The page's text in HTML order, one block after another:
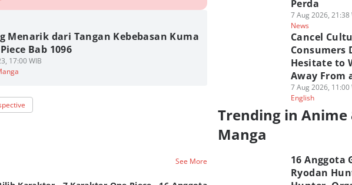
Menarik dari Tangan Kebebasan Kuma
Bab 1096
17:00 WIB
See More
Perda
7 Aug 2026, 21:38
News
Cancel
Consumers
Hesitate to
Away From
7 Aug 2026, 11:00
English
Trending in Anime
Manga
16 Anggota
Ryodan